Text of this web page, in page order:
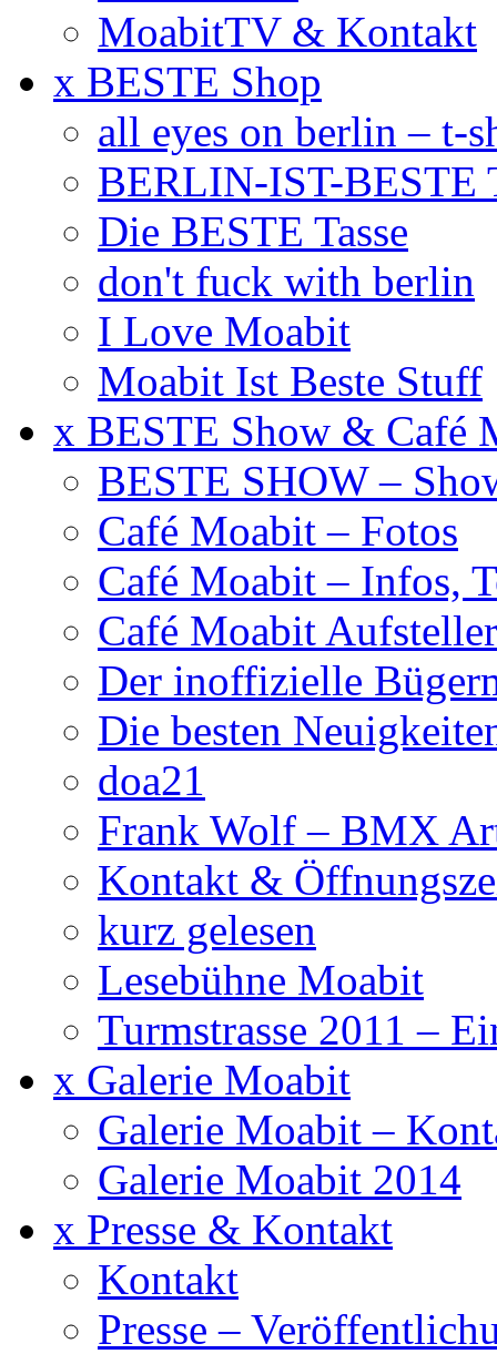
MoabitTV & Kontakt
x BESTE Shop
all eyes on berlin – t-
BERLIN-IST-BESTE
Die BESTE Tasse
don't fuck with berlin
I Love Moabit
Moabit Ist Beste Stuff
x BESTE Show & Café
BESTE SHOW –
Café Moabit – Fotos
Café Moabit – Infos,
Café Moabit Aufsteller
Der inoffizielle
Die besten
doa21
Frank Wolf – BMX
Kontakt &
kurz gelesen
Lesebühne Moabit
Turmstrasse 2011 –
x Galerie Moabit
Galerie Moabit –
Galerie Moabit 2014
x Presse & Kontakt
Kontakt
Presse –